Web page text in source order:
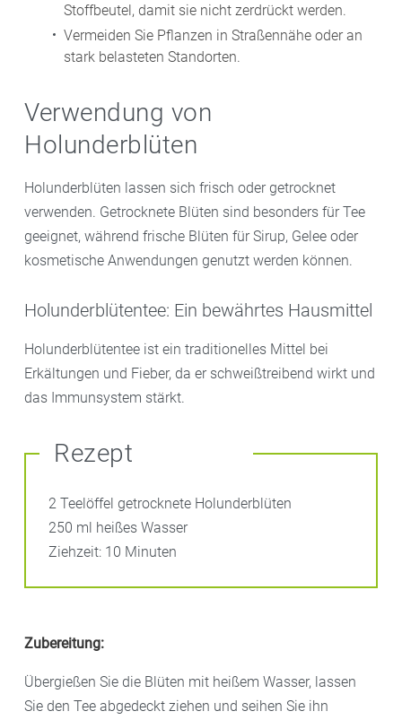
Stoffbeutel, damit sie nicht zerdrückt werden.
Vermeiden Sie Pflanzen in Straßennähe oder an
stark belasteten Standorten.
Verwendung von
Holunderblüten
Holunderblüten lassen sich frisch oder getrocknet
verwenden. Getrocknete Blüten sind besonders für Tee
geeignet, während frische Blüten für Sirup, Gelee oder
kosmetische Anwendungen genutzt werden können.
Holunderblütentee: Ein bewährtes Hausmittel
Holunderblütentee ist ein traditionelles Mittel bei
Erkältungen und Fieber, da er schweißtreibend wirkt und
das Immunsystem stärkt.
Rezept
2 Teelöffel getrocknete Holunderblüten
250 ml heißes Wasser
Ziehzeit: 10 Minuten
Zubereitung:
Übergießen Sie die Blüten mit heißem Wasser, lassen
Sie den Tee abgedeckt ziehen und seihen Sie ihn